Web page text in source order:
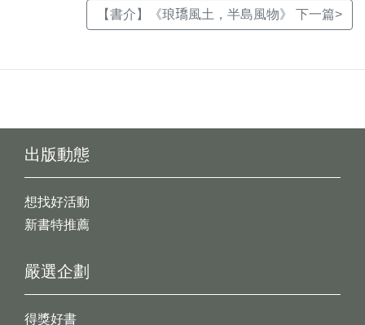
【書介】《琅𤩝風土，半島風物》 下一篇>
出版動態
想找好活動
新書特推薦
嚴選企劃
得獎好書